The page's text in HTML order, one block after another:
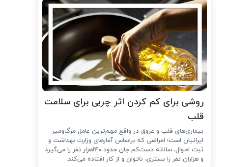
روشی برای کم کردن اثر چربی برای سلامت
قلب
بیماری‌های قلب و عروق در واقع مهم‌ترین عامل مرگ‌ومیر
ایرانیان است؛ امراضی که براساس آمارهای وزارت بهداشت و
ثبت احوال، سالانه دست‌کم جان حدود 140هزار نفر را می‌گیرد
و هزاران نفر را بستری، ناتوان و از کار افتاده می‌کند.